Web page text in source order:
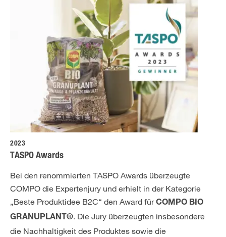
2023
TASPO Awards
Bei den renommierten TASPO Awards überzeugte
COMPO die Expertenjury und erhielt in der Kategorie
„Beste Produktidee B2C“ den Award fürCOMPO BIO
GRANUPLANT®. Die Jury überzeugten insbesondere
die Nachhaltigkeit des Produktes sowie die